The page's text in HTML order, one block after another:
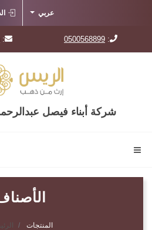
عربي
:
0500568899
:
شركة أبناء فيصل
الأصناف
المنتجات